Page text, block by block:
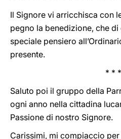
Il Signore vi arricchisca con
pegno la benedizione, che
speciale pensiero
presente.
* * *
Saluto poi il gruppo della
ogni anno nella cittadina
Passione di nostro Signore.
Carissimi, mi compiaccio